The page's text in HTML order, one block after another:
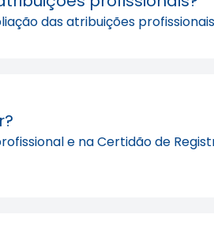
das atribuições
e na Certidão de